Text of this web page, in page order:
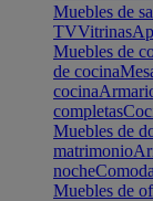
Muebles de
TVVitrinas
Muebles de
de cocina
cocina
completas
Muebles de
matrimonio
noche
Muebles de